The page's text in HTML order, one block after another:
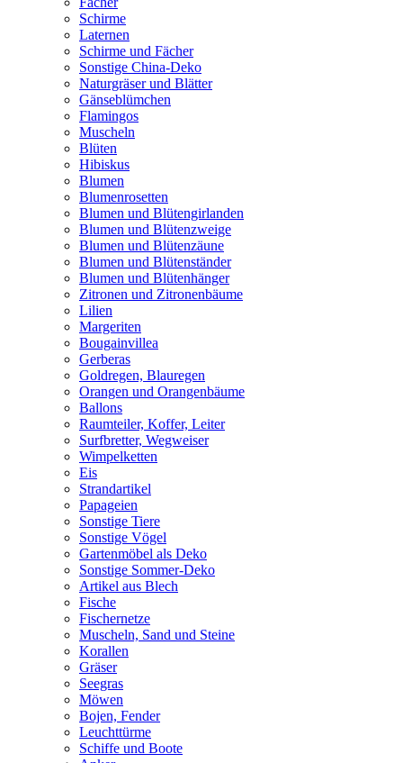
Schirme
Laternen
Schirme und Fächer
Sonstige China-Deko
Naturgräser und Blätter
Gänseblümchen
Flamingos
Muscheln
Blüten
Hibiskus
Blumen
Blumenrosetten
Blumen und Blütengirlanden
Blumen und Blütenzweige
Blumen und Blütenzäune
Blumen und Blütenständer
Blumen und Blütenhänger
Zitronen und Zitronenbäume
Lilien
Margeriten
Bougainvillea
Gerberas
Goldregen, Blauregen
Orangen und Orangenbäume
Ballons
Raumteiler, Koffer, Leiter
Surfbretter, Wegweiser
Wimpelketten
Eis
Strandartikel
Papageien
Sonstige Tiere
Sonstige Vögel
Gartenmöbel als Deko
Sonstige Sommer-Deko
Artikel aus Blech
Fische
Fischernetze
Muscheln, Sand und Steine
Korallen
Gräser
Seegras
Möwen
Bojen, Fender
Leuchttürme
Schiffe und Boote